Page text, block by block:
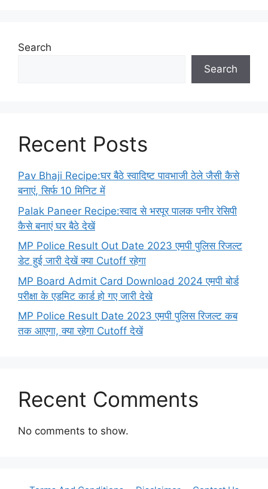
Search
Search
Recent Posts
Pav Bhaji Recipe:घर बैठे स्वादिष्ट पावभाजी ठेले जैसी कैसे
बनाएं, सिर्फ 10 मिनिट में
Palak Paneer Recipe:स्वाद से भरपूर पालक पनीर रेसिपी
कैसे बनाएं घर बैठे देखें
MP Police Result Out Date 2023 एमपी पुलिस रिजल्ट
डेट हुई जारी देखें क्या Cutoff रहेगा
MP Board Admit Card Download 2024 एमपी बोर्ड
परीक्षा के एडमिट कार्ड हो गए जारी देखे
MP Police Result Date 2023 एमपी पुलिस रिजल्ट कब
तक आएगा, क्या रहेगा Cutoff देखें
Recent Comments
No comments to show.